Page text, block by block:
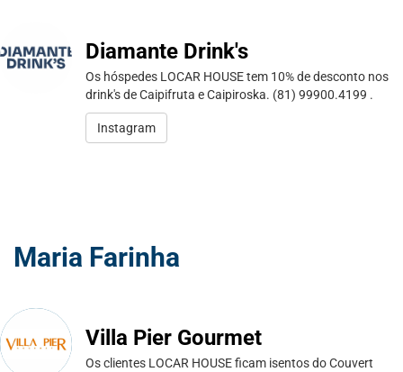
Diamante Drink's
Os hóspedes LOCAR HOUSE tem 10% de desconto nos
drink's de Caipifruta e Caipiroska. (81) 99900.4199 .
Instagram
Maria Farinha
Villa Pier Gourmet
Os clientes LOCAR HOUSE ficam isentos do Couvert